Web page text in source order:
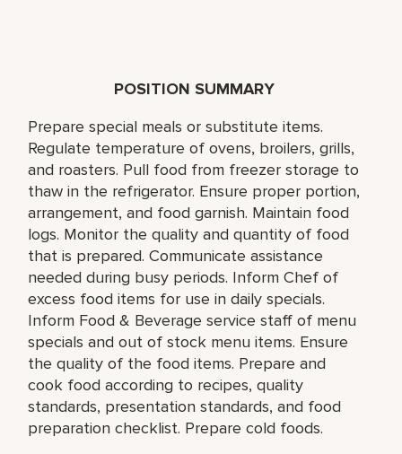
POSITION SUMMARY
Prepare special meals or substitute items.
Regulate temperature of ovens, broilers, grills,
and roasters. Pull food from freezer storage to
thaw in the refrigerator. Ensure proper portion,
arrangement, and food garnish. Maintain food
logs. Monitor the quality and quantity of food
that is prepared. Communicate assistance
needed during busy periods. Inform Chef of
excess food items for use in daily specials.
Inform Food & Beverage service staff of menu
specials and out of stock menu items. Ensure
the quality of the food items. Prepare and
cook food according to recipes, quality
standards, presentation standards, and food
preparation checklist. Prepare cold foods.